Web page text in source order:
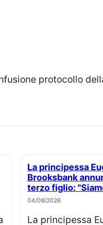
La principessa Eugenie e Jack
Brooksbank
terzo figlio:
04/08/2026
La principessa Eugenia e Jack